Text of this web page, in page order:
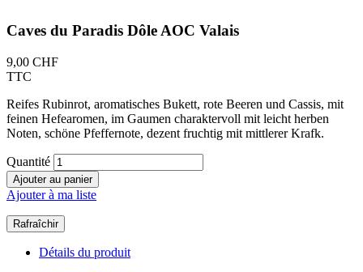
Caves du Paradis Dôle AOC Valais
9,00 CHF
TTC
Reifes Rubinrot, aromatisches Bukett, rote Beeren und Cassis, mit
feinen Hefearomen, im Gaumen charaktervoll mit leicht herben
Noten, schöne Pfeffernote, dezent fruchtig mit mittlerer Krafk.
Quantité
Ajouter au panier
Ajouter à ma liste
Détails du produit